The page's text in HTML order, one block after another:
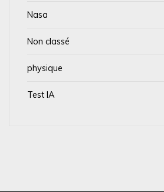
Nasa
Non classé
physique
Test IA